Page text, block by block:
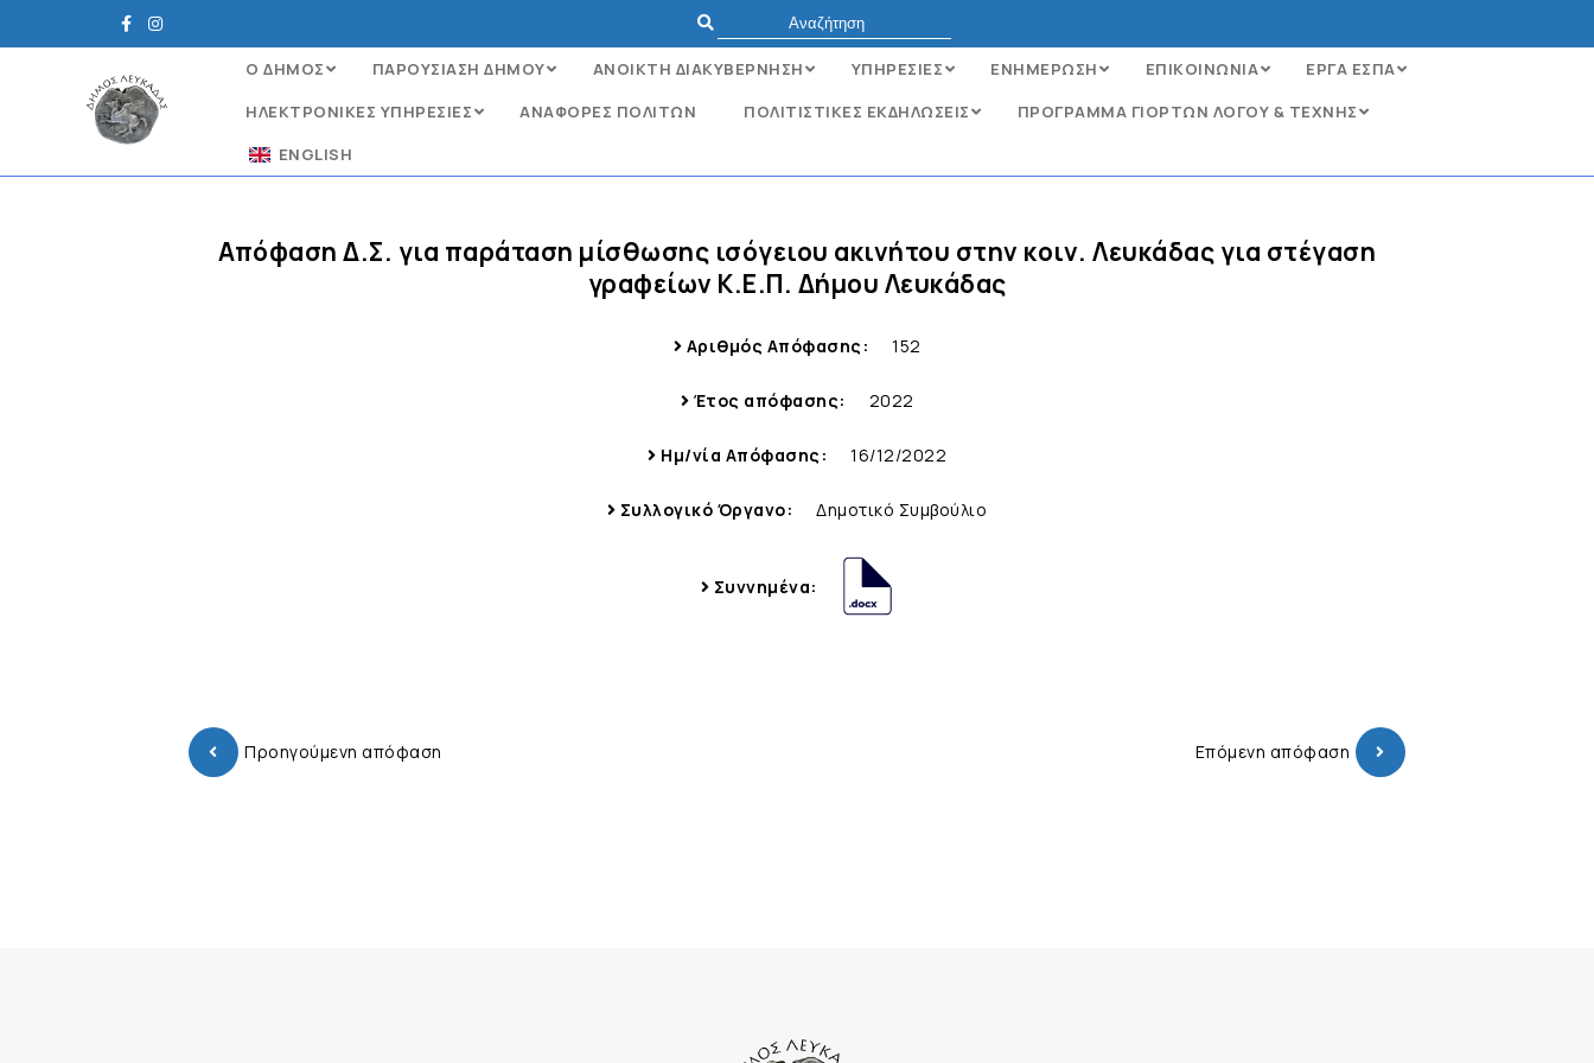
Ο ΔΗΜΟΣ ΠΑΡΟΥΣΙΑΣΗ ΔΗΜΟΥ ΑΝΟΙΚΤΗ ΔΙΑΚΥΒΕΡΝΗΣΗ ΥΠΗΡΕΣΙΕΣ ΕΝΗΜΕΡΩΣΗ ΕΠΙΚΟΙΝΩΝΙΑ
ΕΡΓΑ ΕΣΠΑ
ΗΛΕΚΤΡΟΝΙΚΈΣ ΥΠΗΡΕΣΊΕΣ
ΑΝΑΦΟΡΈΣ ΠΟΛΙΤΏΝ ΠΟΛΙΤΙΣΤΙΚΕΣ ΕΚΔΗΛΩΣΕΙΣ
ΠΡΟΓΡΑΜΜΑ ΓΙΟΡΤΩΝ ΛΟΓΟΥ & ΤΕΧΝΗΣ
ENGLISH
Απόφαση Δ.Σ. για παράταση μίσθωσης ισόγειου ακινήτου στην κοιν. Λευκάδας για στέγαση
γραφείων Κ.Ε.Π. Δήμου Λευκάδας
Αριθμός Απόφασης: 152
Έτος απόφασης: 2022
Ημ/νία Απόφασης: 16/12/2022
Συλλογικό Όργανο: Δημοτικό Συμβούλιο
Συννημένα:
Προηγούμενη απόφαση Επόμενη απόφαση